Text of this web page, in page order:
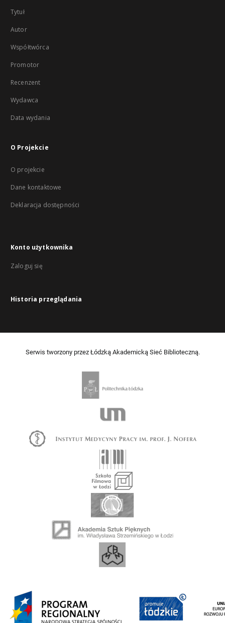
Tytuł
Autor
Współtwórca
Promotor
Recenzent
Wydawca
Data wydania
O Projekcie
O projekcie
Dane kontaktowe
Deklaracja dostępności
Konto użytkownika
Zaloguj się
Historia przeglądania
Serwis tworzony przez Łódzką Akademicką Sieć Biblioteczną.